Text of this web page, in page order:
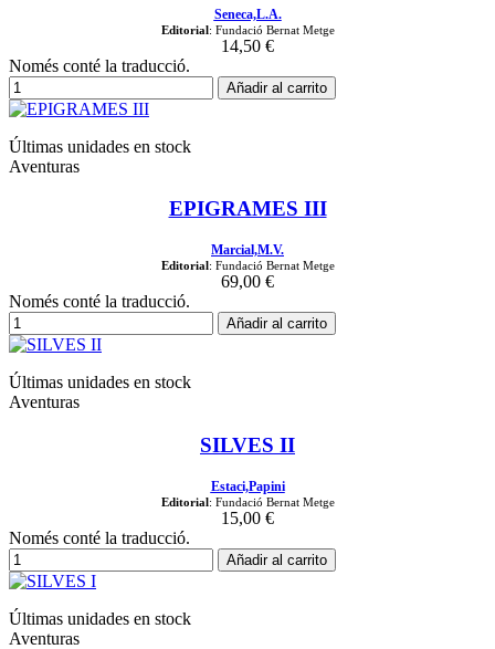
Seneca,L.A.
Editorial: Fundació Bernat Metge
14,50 €
Només conté la traducció.
Añadir al carrito
Últimas unidades en stock
Aventuras
EPIGRAMES III
Marcial,M.V.
Editorial: Fundació Bernat Metge
69,00 €
Només conté la traducció.
Añadir al carrito
Últimas unidades en stock
Aventuras
SILVES II
Estaci,Papini
Editorial: Fundació Bernat Metge
15,00 €
Només conté la traducció.
Añadir al carrito
Últimas unidades en stock
Aventuras